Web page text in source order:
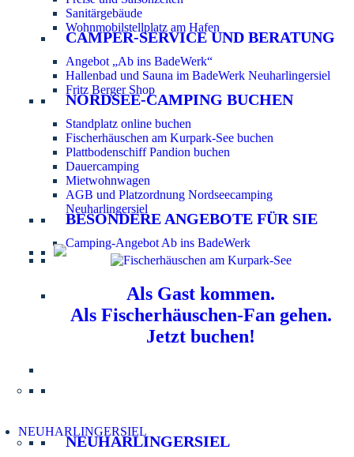
Sanitärgebäude
Wohnmobilstellplatz am Hafen
CAMPER-SERVICE UND BERATUNG
Angebot „Ab ins BadeWerk“
Hallenbad und Sauna im BadeWerk Neuharlingersiel
Fritz Berger Shop
NORDSEE-CAMPING BUCHEN
Standplatz online buchen
Fischerhäuschen am Kurpark-See buchen
Plattbodenschiff Pandion buchen
Dauercamping
Mietwohnwagen
AGB und Platzordnung Nordseecamping
Neuharlingersiel
BESONDERE ANGEBOTE FÜR SIE
Camping-Angebot Ab ins BadeWerk
Als Gast kommen.
Als Fischerhäuschen-Fan gehen.
Jetzt buchen!
NEUHARLINGERSIEL
NEUHARLINGERSIEL